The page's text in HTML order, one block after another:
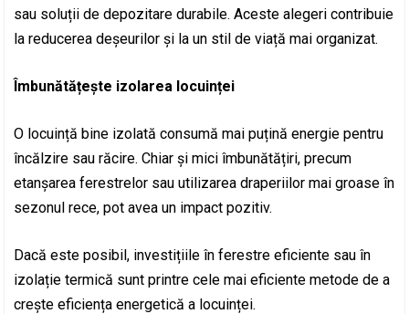
sau soluții de depozitare durabile. Aceste alegeri contribuie
la reducerea deșeurilor și la un stil de viață mai organizat.
Îmbunătățește izolarea locuinței
O locuință bine izolată consumă mai puțină energie pentru
încălzire sau răcire. Chiar și mici îmbunătățiri, precum
etanșarea ferestrelor sau utilizarea draperiilor mai groase în
sezonul rece, pot avea un impact pozitiv.
Dacă este posibil, investițiile în ferestre eficiente sau în
izolație termică sunt printre cele mai eficiente metode de a
crește eficiența energetică a locuinței.